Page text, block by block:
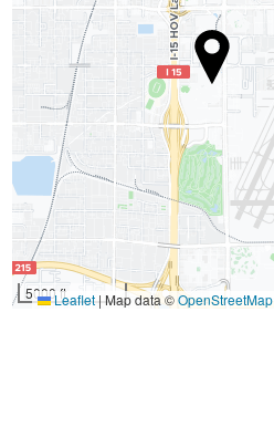
5000 ftLeaflet|Map data ©OpenStreetMap